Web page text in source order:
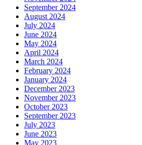
September 2024
August 2024
July 2024
June 2024
May 2024
April 2024
March 2024
February 2024
January 2024
December 2023
November 2023
October 2023
September 2023
July 2023
June 2023
May 2023